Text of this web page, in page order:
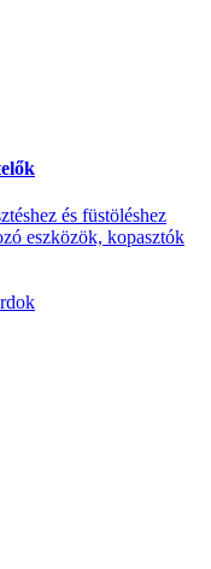
és füstöléshez
eszközök, kopasztók